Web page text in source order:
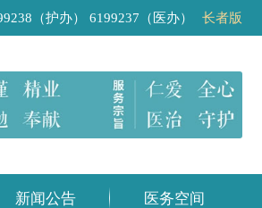
（护办） 6199237（医办） 长者版
新闻公告 医务空间